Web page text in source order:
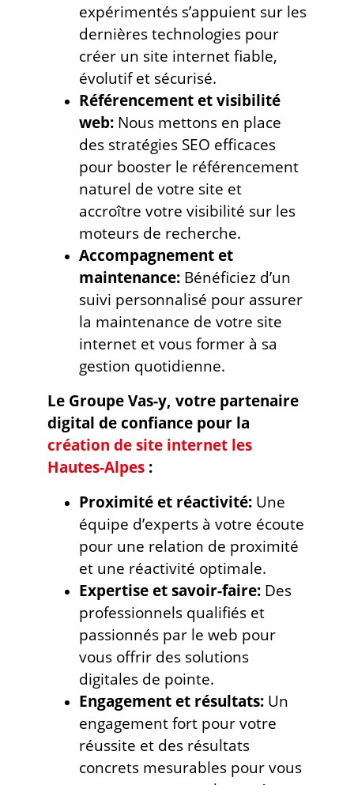
expérimentés s’appuient sur les
dernières technologies pour
créer un site internet fiable,
évolutif et sécurisé.
Référencement et visibilité
web: Nous mettons en place
des stratégies SEO efficaces
pour booster le référencement
naturel de votre site et
accroître votre visibilité sur les
moteurs de recherche.
Accompagnement et
maintenance: Bénéficiez d’un
suivi personnalisé pour assurer
la maintenance de votre site
internet et vous former à sa
gestion quotidienne.
Le Groupe Vas-y, votre partenaire
digital de confiance pour la
création de site internet les
Hautes-Alpes :
Proximité et réactivité: Une
équipe d’experts à votre écoute
pour une relation de proximité
et une réactivité optimale.
Expertise et savoir-faire: Des
professionnels qualifiés et
passionnés par le web pour
vous offrir des solutions
digitales de pointe.
Engagement et résultats: Un
engagement fort pour votre
réussite et des résultats
concrets mesurables pour vous